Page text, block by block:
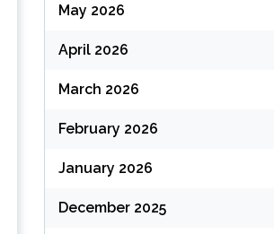
May 2026
April 2026
March 2026
February 2026
January 2026
December 2025